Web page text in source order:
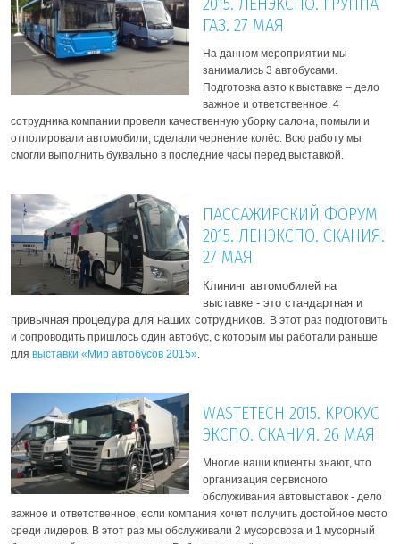
ГАЗ. 27 МАЯ
На данном мероприятии мы
занимались 3 автобусами.
Подготовка авто к выставке – дело
важное и ответственное. 4
сотрудника компании провели качественную уборку салона, помыли и
отполировали автомобили, сделали чернение колёс. Всю работу мы
смогли выполнить буквально в последние часы перед выставкой.
ПАССАЖИРСКИЙ ФОРУМ
2015. ЛЕНЭКСПО. СКАНИЯ.
27 МАЯ
Клининг автомобилей на
выставке - это стандартная и
привычная процедура для наших сотрудников. В этот раз подготовить
и сопроводить пришлось один автобус, с которым мы работали раньше
для выставки «Мир автобусов 2015».
WASTETECH 2015. КРОКУС
ЭКСПО. СКАНИЯ. 26 МАЯ
Многие наши клиенты знают, что
организация сервисного
обслуживания автовыставок - дело
важное и ответственное, если компания хочет получить достойное место
среди лидеров. В этот раз мы обслуживали 2 мусоровоза и 1 мусорный